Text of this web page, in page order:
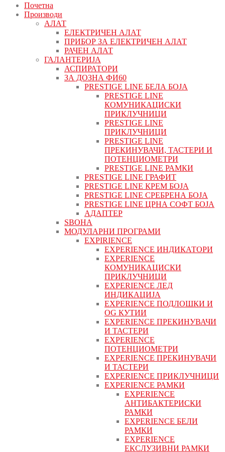
Почетна
Производи
АЛАТ
ЕЛЕКТРИЧЕН АЛАТ
ПРИБОР ЗА ЕЛЕКТРИЧЕН АЛАТ
РАЧЕН АЛАТ
ГАЛАНТЕРИЈА
АСПИРАТОРИ
ЗА ДОЗНА ФИ60
PRESTIGE LINE БЕЛА БОЈА
PRESTIGE LINE
КОМУНИКАЦИСКИ
ПРИКЛУЧНИЦИ
PRESTIGE LINE
ПРИКЛУЧНИЦИ
PRESTIGE LINE
ПРЕКИНУВАЧИ, ТАСТЕРИ И
ПОТЕНЦИОМЕТРИ
PRESTIGE LINE РАМКИ
PRESTIGE LINE ГРАФИТ
PRESTIGE LINE КРЕМ БОЈА
PRESTIGE LINE СРЕБРЕНА БОЈА
PRESTIGE LINE ЦРНА СОФТ БОЈА
АДАПТЕР
ЅВОНА
МОДУЛАРНИ ПРОГРАМИ
EXPIRIENCE
EXPERIENCE ИНДИКАТОРИ
EXPERIENCE
КОМУНИКАЦИСКИ
ПРИКЛУЧНИЦИ
EXPERIENCE ЛЕД
ИНДИКАЦИЈА
EXPERIENCE ПОДЛОШКИ И
OG КУТИИ
EXPERIENCE ПРЕКИНУВАЧИ
И ТАСТЕРИ
EXPERIENCE
ПОТЕНЦИОМЕТРИ
EXPERIENCE ПРЕКИНУВАЧИ
И ТАСТЕРИ
EXPERIENCE ПРИКЛУЧНИЦИ
EXPERIENCE РАМКИ
EXPERIENCE
АНТИБАКТЕРИСКИ
РАМКИ
EXPERIENCE БЕЛИ
РАМКИ
EXPERIENCE
ЕКСЛУЗИВНИ РАМКИ